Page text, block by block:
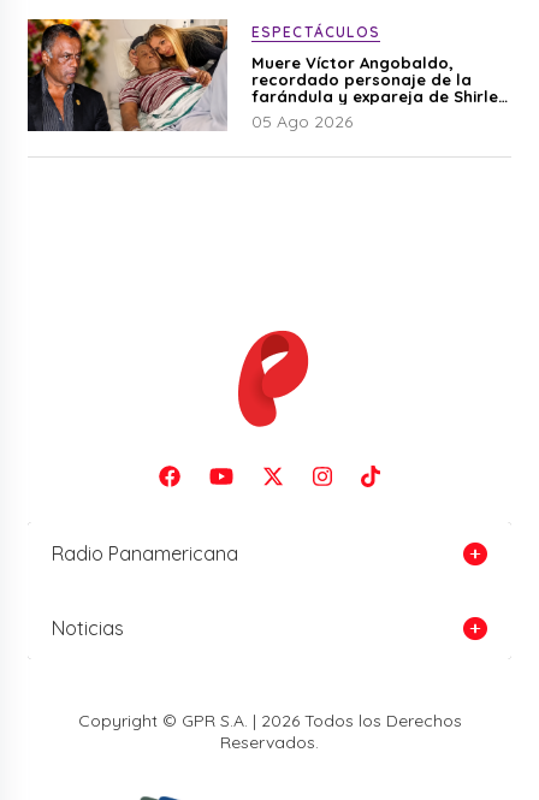
ESPECTÁCULOS
Muere Víctor Angobaldo,
recordado personaje de la
farándula y expareja de Shirley
Cherres
05 Ago 2026
Radio Panamericana
Noticias
Copyright © GPR S.A. | 2026 Todos los Derechos
Reservados.